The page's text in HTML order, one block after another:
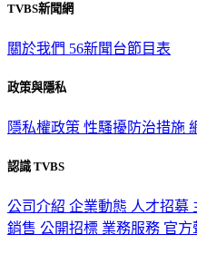
TVBS新聞網
關於我們 56新聞台節目表
政策與隱私
隱私權政策 性騷擾防治措施
認識 TVBS
公司介紹 企業動態 人才招募
銷售 公開招標 業務服務 官方